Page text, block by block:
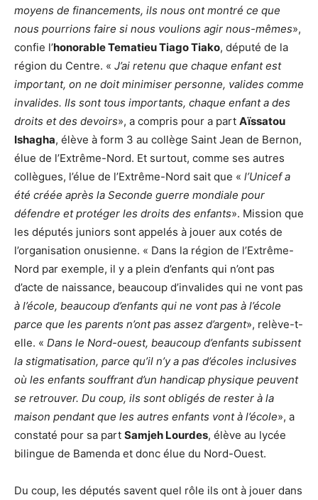
moyens de financements, ils nous ont montré ce que
nous pourrions faire si nous voulions agir nous-mêmes»,
confie l’honorable Tematieu Tiago Tiako, député de la
région du Centre. « J’ai retenu que chaque enfant est
important, on ne doit minimiser personne, valides comme
invalides. Ils sont tous importants, chaque enfant a des
droits et des devoirs», a compris pour a part Aïssatou
Ishagha, élève à form 3 au collège Saint Jean de Bernon,
élue de l’Extrême-Nord. Et surtout, comme ses autres
collègues, l’élue de l’Extrême-Nord sait que « l’Unicef a
été créée après la Seconde guerre mondiale pour
défendre et protéger les droits des enfants». Mission que
les députés juniors sont appelés à jouer aux cotés de
l’organisation onusienne. « Dans la région de l’Extrême-
Nord par exemple, il y a plein d’enfants qui n’ont pas
d’acte de naissance, beaucoup d’invalides qui ne vont pas
à l’école, beaucoup d’enfants qui ne vont pas à l’école
parce que les parents n’ont pas assez d’argent», relève-t-
elle. « Dans le Nord-ouest, beaucoup d’enfants subissent
la stigmatisation, parce qu’il n’y a pas d’écoles inclusives
où les enfants souffrant d’un handicap physique peuvent
se retrouver. Du coup, ils sont obligés de rester à la
maison pendant que les autres enfants vont à l’école», a
constaté pour sa part Samjeh Lourdes, élève au lycée
bilingue de Bamenda et donc élue du Nord-Ouest.
Du coup, les députés savent quel rôle ils ont à jouer dans